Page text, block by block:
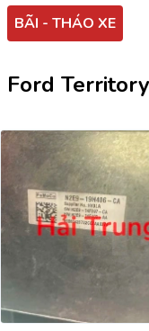
BÃI - THÁO XE
Ford Territory